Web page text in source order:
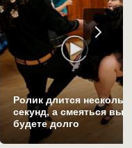
Ролик длится
секунд, а смеяться вы
будете долго